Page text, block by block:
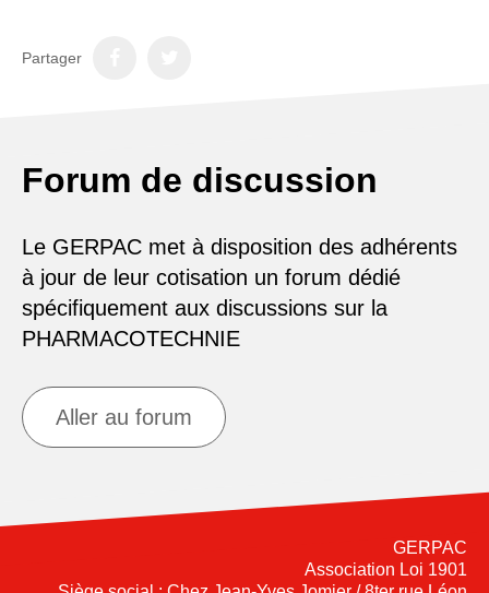
Partager
Forum de discussion
Le GERPAC met à disposition des adhérents
à jour de leur cotisation un forum dédié
spécifiquement aux discussions sur la
PHARMACOTECHNIE
Aller au forum
GERPAC
Association Loi 1901